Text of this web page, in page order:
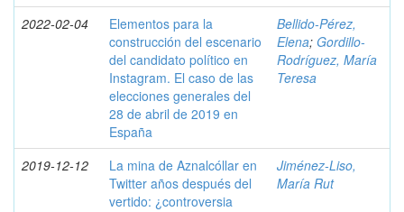
2022-02-04
Elementos para la
construcción del escenario
del candidato político en
Instagram. El caso de las
elecciones generales del
28 de abril de 2019 en
España
Bellido-Pérez,
Elena; Gordillo-
Rodríguez, María
Teresa
2019-12-12
La mina de Aznalcóllar en
Twitter años después del
vertido: ¿controversia
Jiménez-Liso,
María Rut